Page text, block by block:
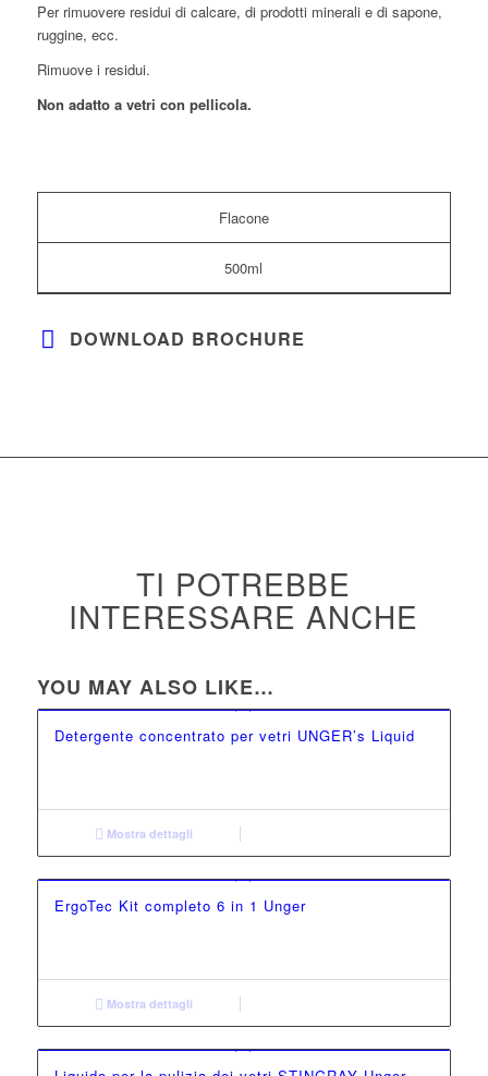
Per rimuovere residui di calcare, di prodotti minerali e di sapone,
ruggine, ecc.
Rimuove i residui.
Non adatto a vetri con pellicola.
Flacone
500ml
DOWNLOAD BROCHURE
TI POTREBBE
INTERESSARE ANCHE
YOU MAY ALSO LIKE…
Detergente concentrato per vetri UNGER’s Liquid
Mostra dettagli
ErgoTec Kit completo 6 in 1 Unger
Mostra dettagli